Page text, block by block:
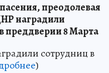
преодолевая
наградили
преддверии 8 Марта
сотрудниц в
)